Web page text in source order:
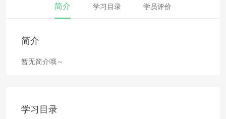
简介 学习目录 学员评价
简介
暂无简介哦～
学习目录